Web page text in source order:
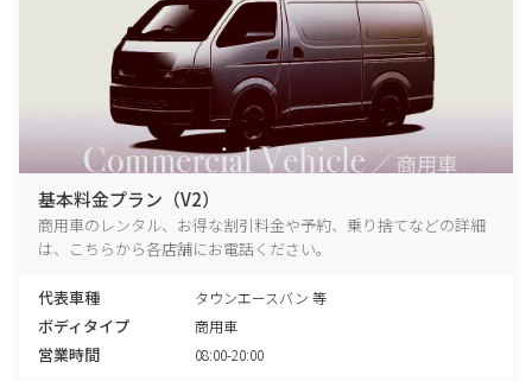
基本料金プラン（V2）
商用車のレンタル、お得な割引料金や予約、乗り捨てなどの詳細
は、こちらから各店舗にお電話ください。
代表車種 タウンエースバン 等
ボディタイプ 商用車
営業時間 08:00-20:00